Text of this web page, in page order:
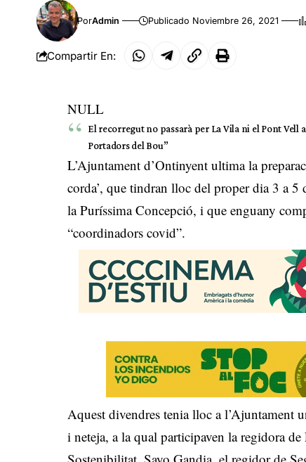
PorAdmin Publicado Noviembre 26, 2021
Compartir En:
NULL
El recorregut no passarà per La Vila ni el Pont Vell
Portadors del Bou”
L’Ajuntament d’Ontinyent ultima la
corda’, que tindran lloc del proper dia 3 a 5
la Puríssima Concepció, i que enguany
“coordinadors covid”.
Aquest divendres tenia lloc a l’Ajuntament
i neteja, a la qual participaven la regidora